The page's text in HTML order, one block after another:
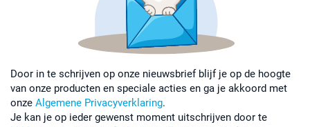
Door in te schrijven op onze nieuwsbrief blijf je op de hoogte
van onze producten en speciale acties en ga je akkoord met
onze Algemene Privacyverklaring.
Je kan je op ieder gewenst moment uitschrijven door te